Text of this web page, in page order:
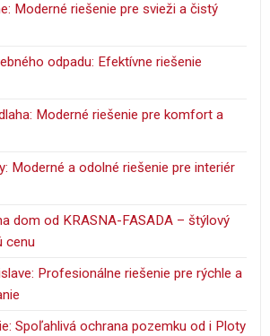
Moderné riešenie pre svieži a čistý
odpadu: Efektívne riešenie
Moderné riešenie pre komfort a
Moderné a odolné riešenie pre interiér
dom od KRASNA-FASADA – štýlový
cenu
Profesionálne riešenie pre rýchle a
Spoľahlivá ochrana pozemku od i Ploty